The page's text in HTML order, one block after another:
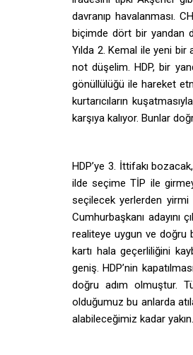
davranıp havalanması.
biçimde dört bir yandan
Yılda 2. Kemal ile yeni
not düşelim. HDP, bir
gönüllülüğü ile hareket
kurtarıcıların
karşıya kalıyor. Bunlar
HDP’ye 3. İttifakı
ilde seçime TİP ile
seçilecek yerlerden
Cumhurbaşkanı adayını
realiteye uygun ve doğru
kartı hala geçerliliğini
geniş. HDP’nin
doğru adım olmuştur.
olduğumuz bu anlarda
alabileceğimiz kadar yakın.